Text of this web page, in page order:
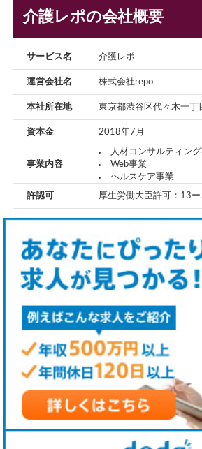
介護レポの会社概要
サービス名 介護レポ
運営会社名 株式会社repo
本社所在地 東京都渋谷区代々木一
資本金 2018年7月
事業内容
人材コンサルティン
Web事業
ヘルスケア事業
許認可 厚生労働大臣許可：13